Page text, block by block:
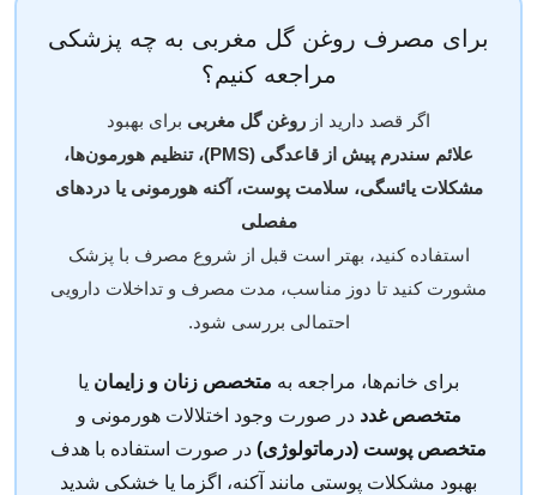
برای مصرف روغن گل مغربی به چه پزشکی
مراجعه کنیم؟
اگر قصد دارید از روغن گل مغربی برای بهبود
علائم سندرم پیش از قاعدگی (PMS)، تنظیم هورمون‌ها،
مشکلات یائسگی، سلامت پوست، آکنه هورمونی یا دردهای
مفصلی
استفاده کنید، بهتر است قبل از شروع مصرف با پزشک
مشورت کنید تا دوز مناسب، مدت مصرف و تداخلات دارویی
احتمالی بررسی شود.
برای خانم‌ها، مراجعه به متخصص زنان و زایمان یا
متخصص غدد در صورت وجود اختلالات هورمونی و
متخصص پوست (درماتولوژی) در صورت استفاده با هدف
بهبود مشکلات پوستی مانند آکنه، اگزما یا خشکی شدید